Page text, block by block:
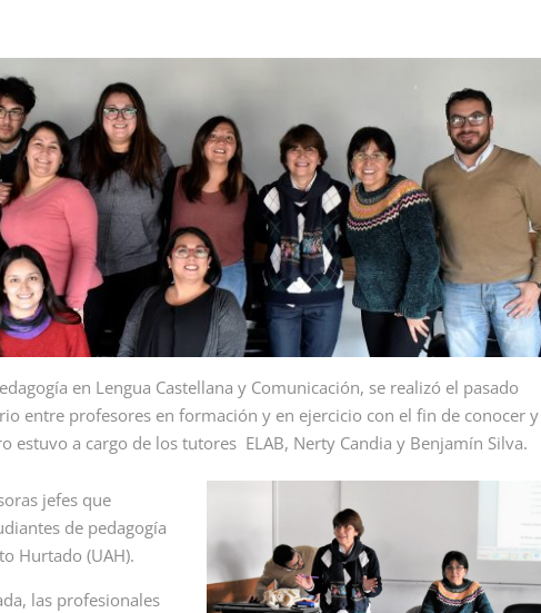
en Lengua Castellana y Comunicación, se realizó el pasado
entre profesores en formación y en ejercicio con el fin de conocer y
estuvo a cargo de los tutores ELAB, Nerty Candia y Benjamín Silva.
jefes que
de pedagogía
Hurtado (UAH).
las profesionales